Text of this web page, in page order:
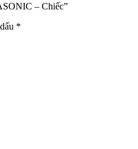
– Chiếc”
*